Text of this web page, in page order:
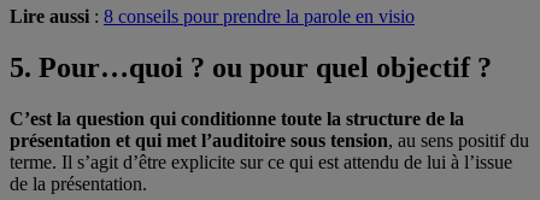
Lire aussi : 8 conseils pour prendre la parole en visio
5. Pour…quoi ? ou pour quel objectif ?
C’est la question qui conditionne toute la structure de la
présentation et qui met l’auditoire sous tension, au sens positif du
terme. Il s’agit d’être explicite sur ce qui est attendu de lui à l’issue
de la présentation.